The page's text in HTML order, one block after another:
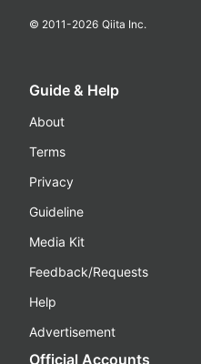
© 2011-2026 Qiita Inc.
Guide & Help
About
Terms
Privacy
Guideline
Media Kit
Feedback/Requests
Help
Advertisement
Official Accounts